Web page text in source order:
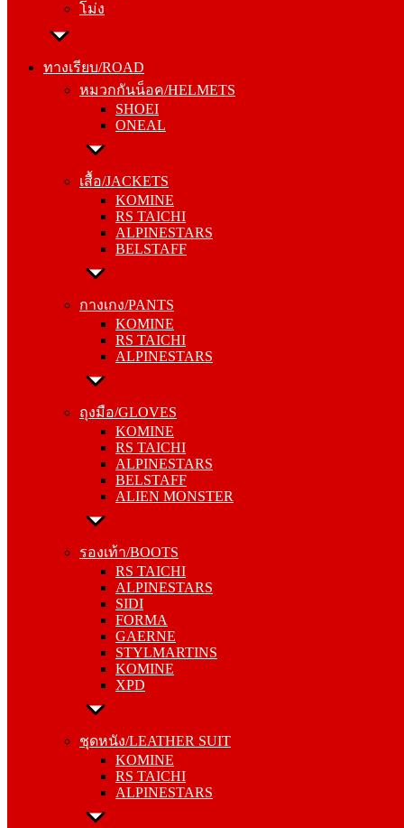
โม่ง
ทางเรียบ/ROAD
หมวกกันน็อค/HELMETS
SHOEI
ONEAL
เสื้อ/JACKETS
KOMINE
RS TAICHI
ALPINESTARS
BELSTAFF
กางเกง/PANTS
KOMINE
RS TAICHI
ALPINESTARS
ถุงมือ/GLOVES
KOMINE
RS TAICHI
ALPINESTARS
BELSTAFF
ALIEN MONSTER
รองเท้า/BOOTS
RS TAICHI
ALPINESTARS
SIDI
FORMA
GAERNE
STYLMARTINS
KOMINE
XPD
ชุดหนัง/LEATHER SUIT
KOMINE
RS TAICHI
ALPINESTARS
ทางเรียบ/ROAD
หมวกกันน็อค/HELMETS
SHOEI
ONEAL
เสื้อ/JACKETS
RS TAICHI
ALPINESTARS
BELSTAFF
กางเกง/PANTS
RS TAICHI
ALPINESTARS
ถุงมือ/GLOVES
RS TAICHI
ALPINESTARS
BELSTAFF
ALIEN MONSTER
รองเท้า/BOOTS
ALPINESTARS
SIDI
FORMA
GAERNE
STYLMARTINS
KOMINE
XPD
ชุดหนัง/LEATHER SUIT
RS TAICHI
ALPINESTARS
การ์ด/PROTECTOR